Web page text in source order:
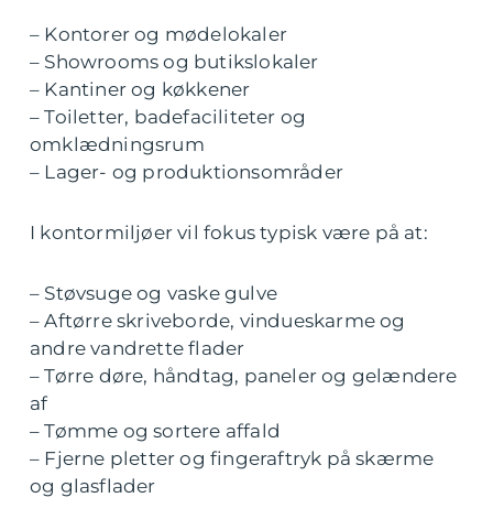
– Kontorer og mødelokaler
– Showrooms og butikslokaler
– Kantiner og køkkener
– Toiletter, badefaciliteter og
omklædningsrum
– Lager- og produktionsområder
I kontormiljøer vil fokus typisk være på at:
– Støvsuge og vaske gulve
– Aftørre skriveborde, vindueskarme og
andre vandrette flader
– Tørre døre, håndtag, paneler og gelændere
af
– Tømme og sortere affald
– Fjerne pletter og fingeraftryk på skærme
og glasflader